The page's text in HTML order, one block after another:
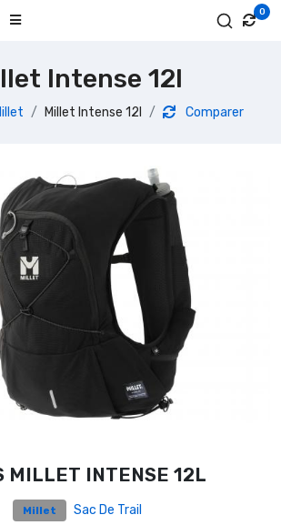
0
Intense 12l
Millet Intense 12l Comparer
MILLET INTENSE 12L
Millet Sac De Trail